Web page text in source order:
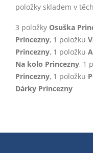
položky skladem v
3 položky Osuška
Princezny, 1 položku
Princezny, 1 položku
Na kolo Princezny, 1
Princezny, 1 položku
Dárky Princezny